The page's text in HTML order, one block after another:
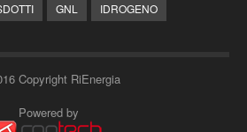
GNL IDROGENO
Copyright RiEnergia
Powered by